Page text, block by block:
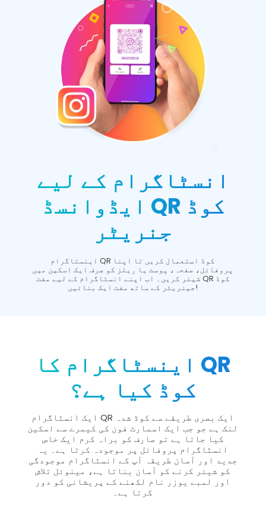
انسٹاگرام کے لیے
ایڈوانسڈ QR کوڈ
جنریٹر
اینستاگرام QR کوڈ استعمال کریں تا اپنا
پروفائل، صفحہ، پوسٹ یا ریلز کو صرف ایک اسکین میں
شیئر کریں۔ اب اپنے انسٹاگرام کے لیے مفت QR کوڈ
جینریٹر کے ساتھ مفت ایک بنائیں!
اینسٹاگرام کا QR
کوڈ کیا ہے؟
ایک انسٹاگرام QR ایک بصری طریقے سے کوڈ شدہ
لنک ہے جو جب ایک اسمارٹ فون کی کیمرے سے اسکین
کیا جاتا ہے تو صارف کو براہ کرم ایک خاص
انسٹاگرام پروفائل پر موجودہ کرتا ہے۔ یہ
جدید اور آسان طریقہ آپ کے انسٹاگرام موجودگی
کو شیئر کرنے کو آسان بناتا ہے، مینوئل تلاش
اور لمبے یوزر نام لکھنے کے پریشانی کو دور
کرتا ہے۔